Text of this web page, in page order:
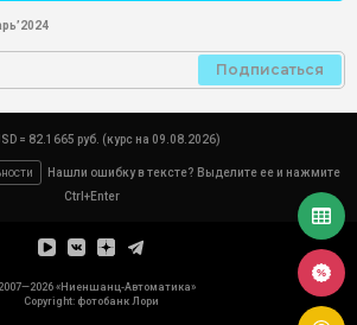
Подписаться
= 82.1665 руб. (курс на 09.08.2026)
Нашли ошибку в тексте? Выделите ее и нажмите
Ctrl+Enter
«Ниеншанц-Автоматика»
Copyright: фотобанк Лори